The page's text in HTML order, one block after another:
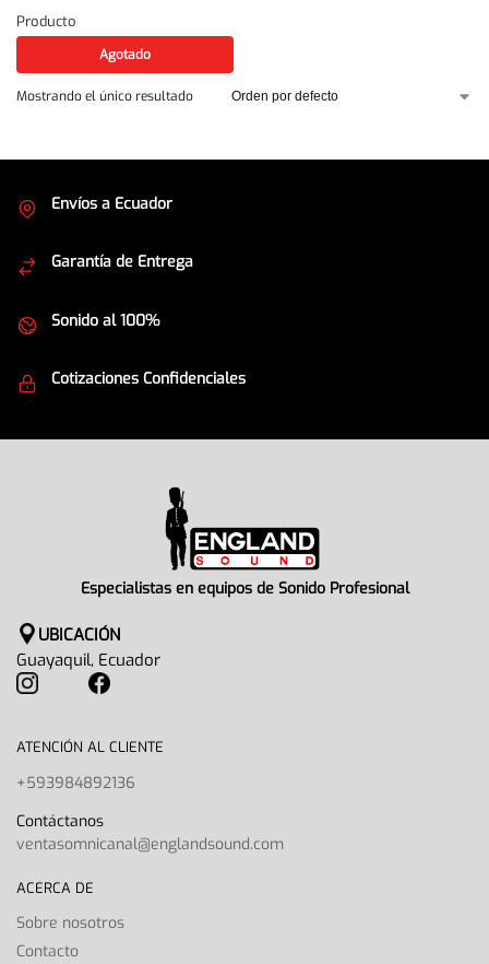
Producto
Agotado
Mostrando el único resultado
Envíos a Ecuador
Garantía de Entrega
Sonido al 100%
Cotizaciones Confidenciales
Especialistas en equipos de Sonido Profesional
UBICACIÓN
Guayaquil, Ecuador
ATENCIÓN AL CLIENTE
+593984892136
Contáctanos
ventasomnicanal@englandsound.com
ACERCA DE
Sobre nosotros
Contacto